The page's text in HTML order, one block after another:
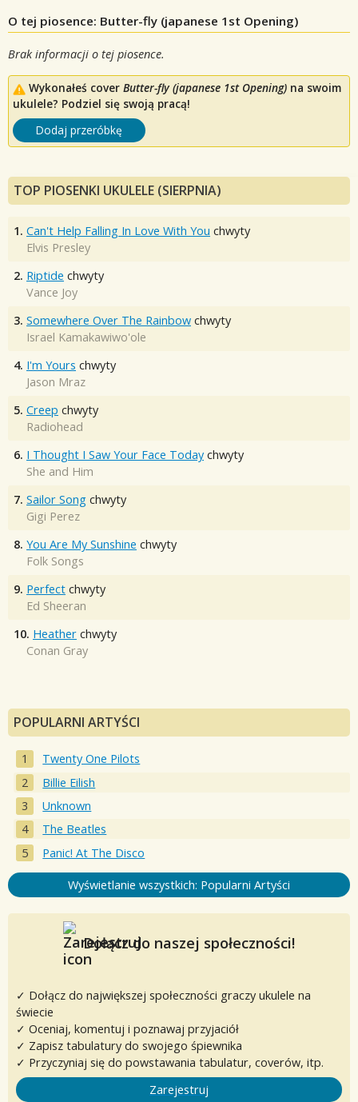
O tej piosence: Butter-fly (japanese 1st Opening)
Brak informacji o tej piosence.
Wykonałeś cover Butter-fly (japanese 1st Opening) na swoim
ukulele? Podziel się swoją pracą!
Dodaj przeróbkę
TOP PIOSENKI UKULELE (SIERPNIA)
1. Can't Help Falling In Love With You chwyty
Elvis Presley
2. Riptide chwyty
Vance Joy
3. Somewhere Over The Rainbow chwyty
Israel Kamakawiwo'ole
4. I'm Yours chwyty
Jason Mraz
5. Creep chwyty
Radiohead
6. I Thought I Saw Your Face Today chwyty
She and Him
7. Sailor Song chwyty
Gigi Perez
8. You Are My Sunshine chwyty
Folk Songs
9. Perfect chwyty
Ed Sheeran
10. Heather chwyty
Conan Gray
POPULARNI ARTYŚCI
Twenty One Pilots
Billie Eilish
Unknown
The Beatles
Panic! At The Disco
Wyświetlanie wszystkich: Popularni Artyści
Dołącz do naszej społeczności!
✓ Dołącz do największej społeczności graczy ukulele na
świecie
✓ Oceniaj, komentuj i poznawaj przyjaciół
✓ Zapisz tabulatury do swojego śpiewnika
✓ Przyczyniaj się do powstawania tabulatur, coverów, itp.
Zarejestruj